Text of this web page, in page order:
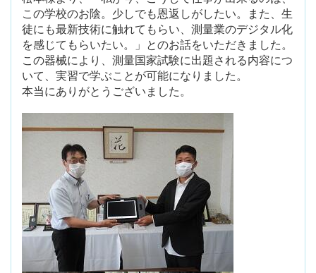
この学校のお陰。少しでも恩返しがしたい。また、生
徒にも最新技術に触れてもらい、測量業のデジタル化
を感じてもらいたい。」とのお話をいただきました。
この器械により、測量国家試験に出題される内容につ
いて、実習で学ぶことが可能になりました。
本当にありがとうございました。